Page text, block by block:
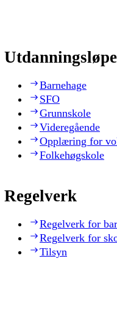
Barnehage
SFO
Grunnskole
Videregående
Opplæring for
Folkehøgskole
Regelverk
Regelverk for
Regelverk for
Tilsyn